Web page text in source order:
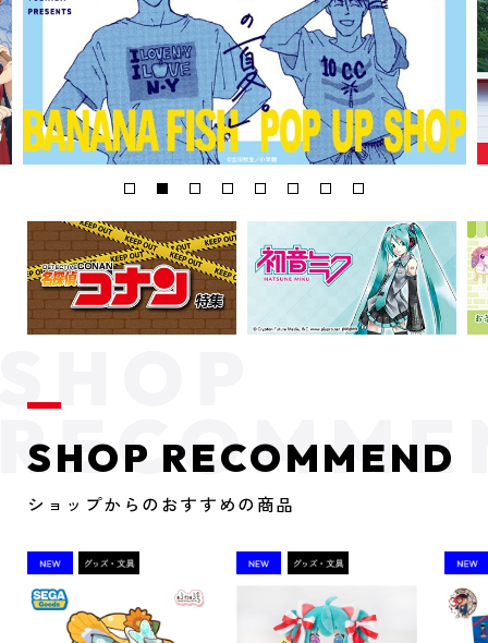
SHOP RECOMMEND
ショップからのおすすめの商品